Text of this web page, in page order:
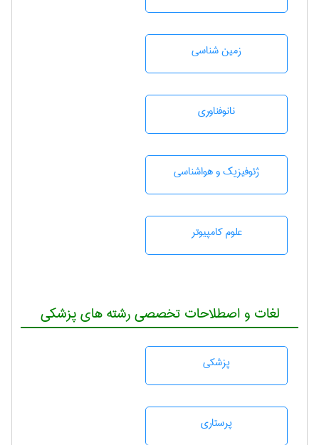
زمين شناسی
نانوفناوری
ژئوفيزيك و هواشناسی
علوم کامپیوتر
لغات و اصطلاحات تخصصی رشته های پزشکی
پزشكی
پرستاری